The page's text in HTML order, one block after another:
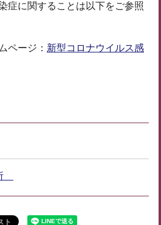
症に関することは以下をご参照
ページ： 新型コロナウイルス感